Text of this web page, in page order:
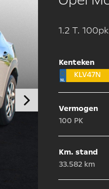
1.2 T.
Kenteken
KLV47N
Vermogen
100 PK
Km. stand
33.582 km